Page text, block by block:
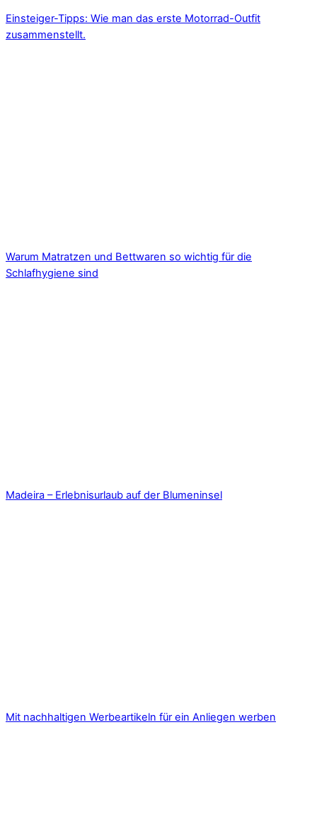
Einsteiger-Tipps: Wie man das erste Motorrad-Outfit
zusammenstellt.
Warum Matratzen und Bettwaren so wichtig für die
Schlafhygiene sind
Madeira – Erlebnisurlaub auf der Blumeninsel
Mit nachhaltigen Werbeartikeln für ein Anliegen werben